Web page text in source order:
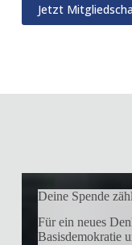
Jetzt
Deine Spende
Für ein neues
Basisdemokratie